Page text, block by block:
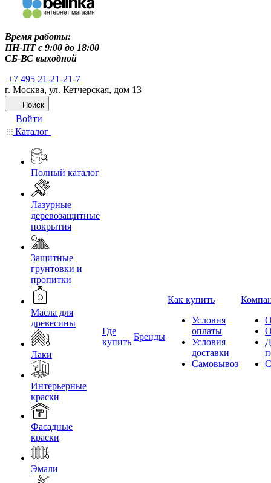
Время работы:
ПН-ПТ c 9:00 до 18:00
СБ-ВС выходной
+7 495 21-21-21-7
г. Москва, ул. Кетчерская, дом 13
Поиск
Войти
Каталог
Полный каталог
Лазурные
деревозащитные
покрытия
Защитные
грунтовки и
пропитки
Масла для
древесины
Лаки
Интерьерные
краски
Фасадные
краски
Эмали
Где
купить
Бренды
Как купить
Условия
оплаты
Условия
доставки
Самовывоз